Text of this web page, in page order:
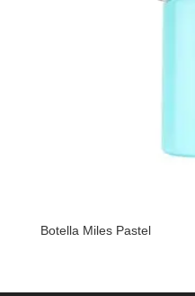
Botella Miles Pastel